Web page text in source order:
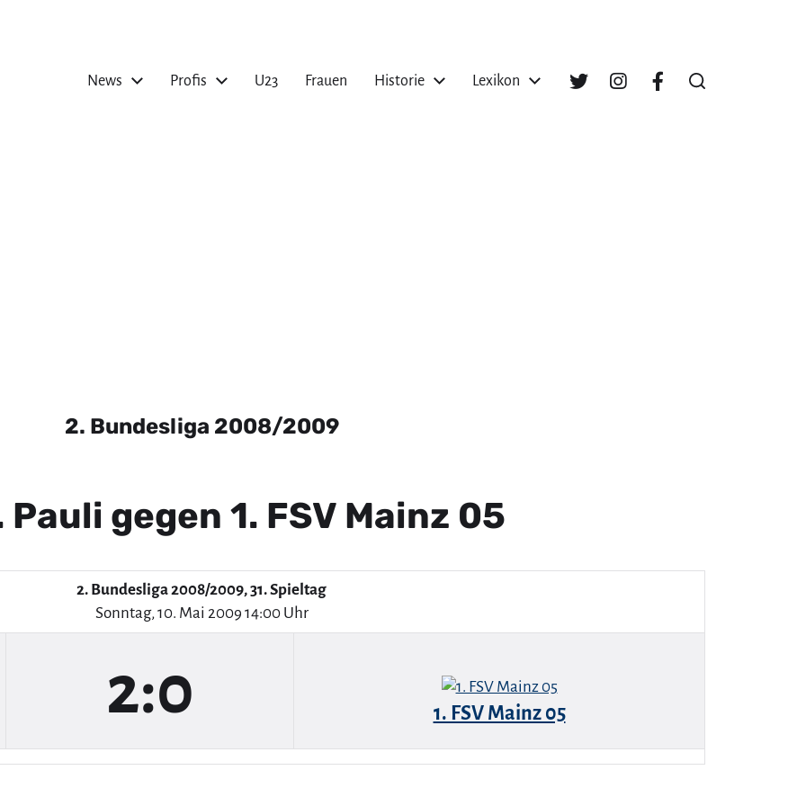
News Profis U23 Frauen Historie Lexikon
2. Bundesliga 2008/2009
Pauli gegen 1. FSV Mainz 05
2. Bundesliga 2008/2009, 31. Spieltag
Sonntag, 10. Mai 2009 14:00 Uhr
2:0 1. FSV Mainz 05